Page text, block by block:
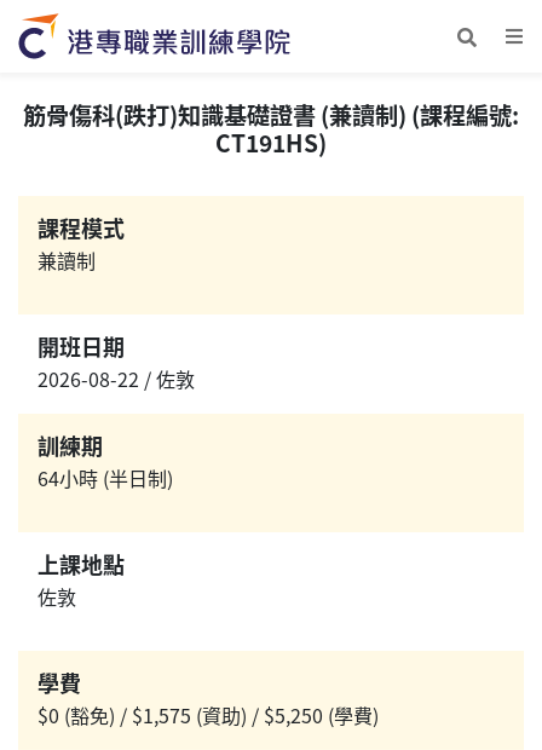
筋骨傷科(跌打)知識基礎證書 (兼讀制) (課程編號:
CT191HS)
課程模式
兼讀制
開班日期
2026-08-22 / 佐敦
訓練期
64小時 (半日制)
上課地點
佐敦
學費
$0 (豁免) / $1,575 (資助) / $5,250 (學費)